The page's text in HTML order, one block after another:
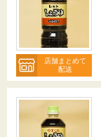
店舗まとめて
配送